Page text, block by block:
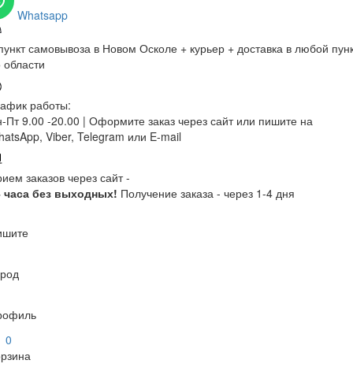
Whatsapp
самовывоза в Новом Осколе + курьер + доставка в любой
области
работы:
Пт 9.00 -20.00 | Оформите заказ через сайт или пишите на
Viber, Telegram или E-mail
заказов через сайт -
часа без выходных! Получение заказа - через 1-4 дня
0